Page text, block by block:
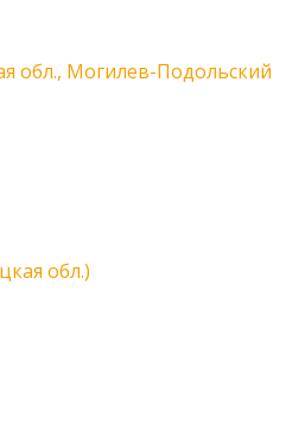
обл., Могилев-Подольский
обл.)